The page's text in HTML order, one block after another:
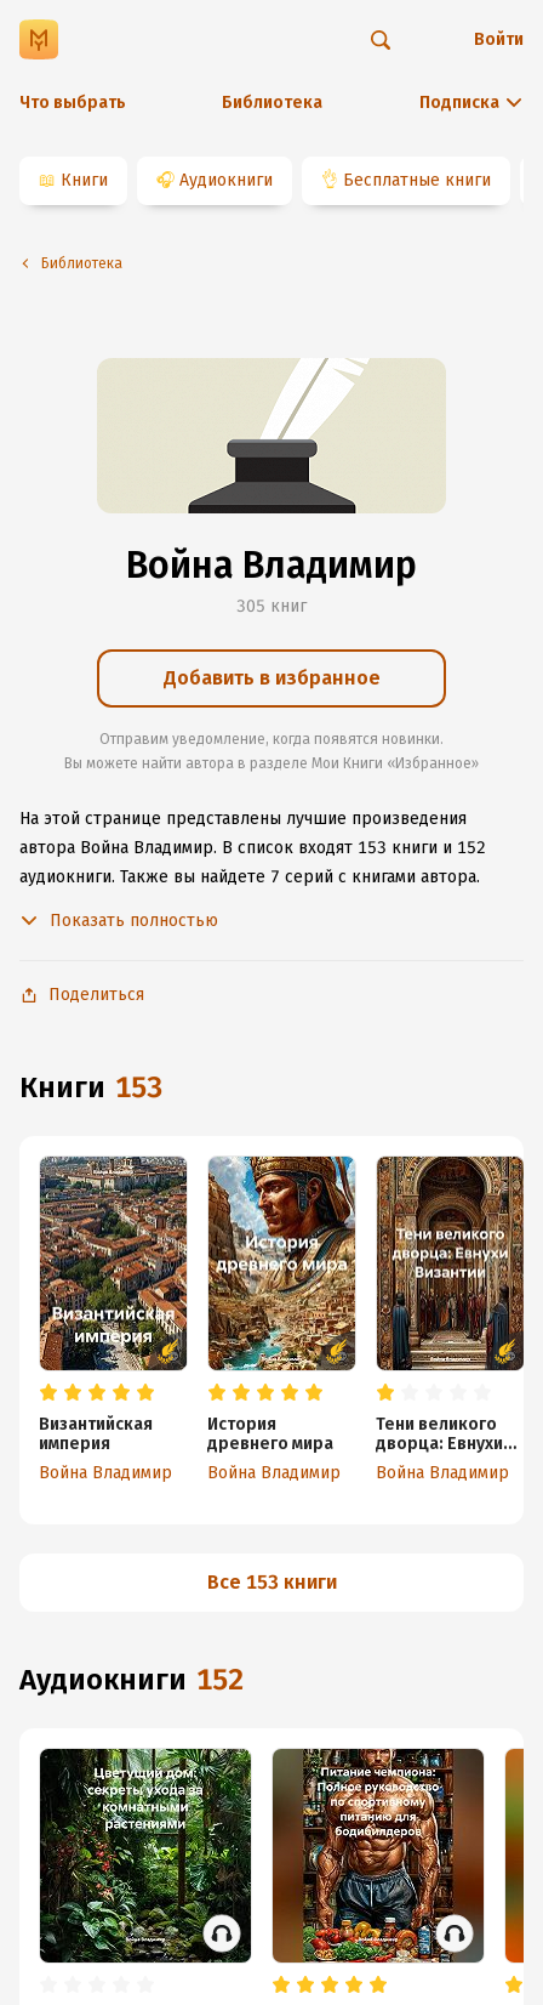
Что выбрать Библиотека Подписка
Войти
📖 Книги 🎧 Аудиокниги 👌 Бесплатные книги
Библиотека
Война Владимир
305 книг
Добавить в избранное
Отправим уведомление, когда появятся новинки.
Вы можете найти автора в разделе Мои Книги «Избранное»
На этой странице представлены лучшие произведения
автора Война Владимир. В список входят 153 книги и 152
аудиокниги. Также вы найдете 7 серий с книгами автора.
Android, чтобы не расставаться с любимыми произведениями
Показать полностью
Поделиться
книги 153
Византийская
империя
Война Владимир
История
древнего мира
Война Владимир
Тени великого
дворца: Евнухи
Византии
Война Владимир
Все 153 книги
аудиокниги 152